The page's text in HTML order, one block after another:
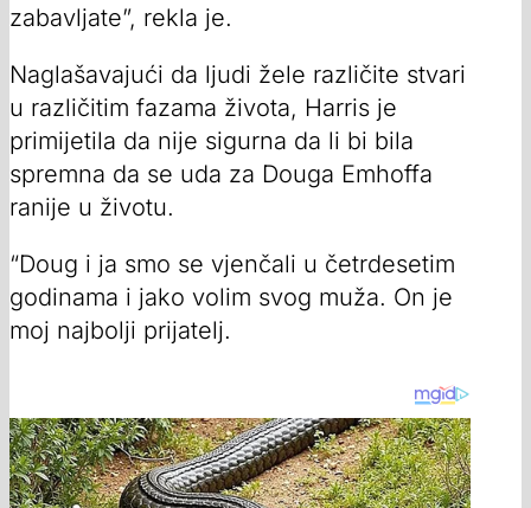
zabavljate”, rekla je.
Naglašavajući da ljudi žele različite stvari
u različitim fazama života, Harris je
primijetila da nije sigurna da li bi bila
spremna da se uda za Douga Emhoffa
ranije u životu.
“Doug i ja smo se vjenčali u četrdesetim
godinama i jako volim svog muža. On je
moj najbolji prijatelj.